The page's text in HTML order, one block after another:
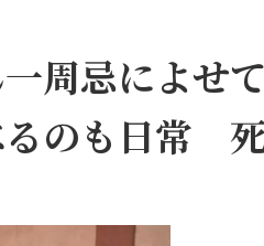
周忌によせて
のも日常